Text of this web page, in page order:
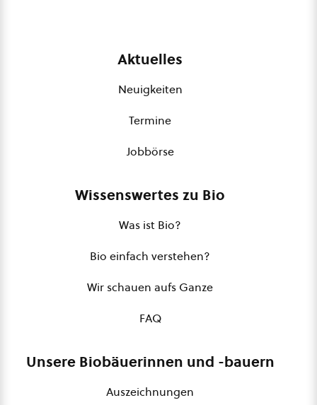
Aktuelles
Neuigkeiten
Termine
Jobbörse
Wissenswertes zu Bio
Was ist Bio?
Bio einfach verstehen?
Wir schauen aufs Ganze
FAQ
Unsere Biobäuerinnen und -bauern
Auszeichnungen